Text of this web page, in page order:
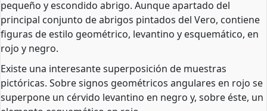
pequeño y escondido abrigo. Aunque apartado del
principal conjunto de abrigos pintados del Vero, contiene
figuras de estilo geométrico, levantino y esquemático, en
rojo y negro.
Existe una interesante superposición de muestras
pictóricas. Sobre signos geométricos angulares en rojo se
superpone un cérvido levantino en negro y, sobre éste, un